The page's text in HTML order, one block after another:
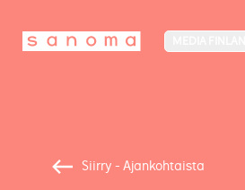
Siirry - Ajankohtaista